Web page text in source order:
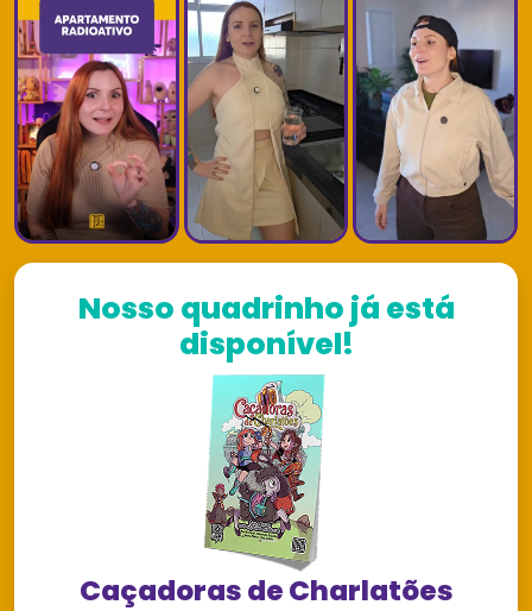
Nosso quadrinho já está
disponível!
Caçadoras de Charlatões